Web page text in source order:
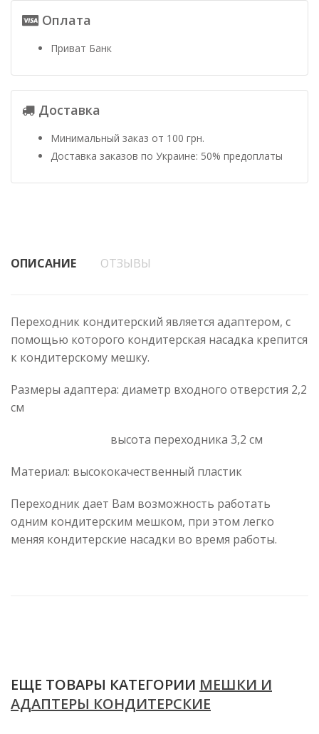
Оплата
Приват Банк
Доставка
Минимальный заказ от 100 грн.
Доставка заказов по Украине: 50% предоплаты
ОПИСАНИЕ ОТЗЫВЫ
Переходник кондитерский является адаптером, с
помощью которого кондитерская насадка крепится
к кондитерскому мешку.
Размеры адаптера: диаметр входного отверстия 2,2
см
высота переходника 3,2 см
Материал: высококачественный пластик
Переходник дает Вам возможность работать
одним кондитерским мешком, при этом легко
меняя кондитерские насадки во время работы.
ЕЩЕ ТОВАРЫ КАТЕГОРИИ МЕШКИ И
АДАПТЕРЫ КОНДИТЕРСКИЕ